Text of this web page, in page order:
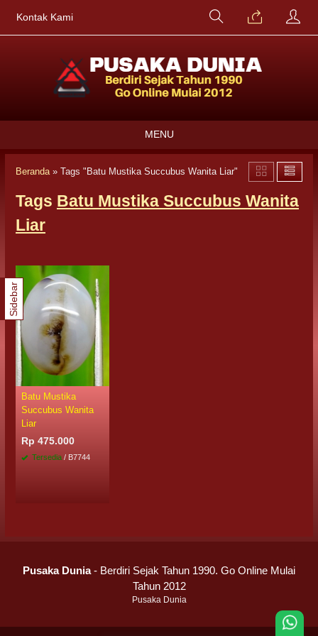
Kontak Kami
MENU
Beranda» Tags "Batu Mustika Succubus Wanita Liar"
Tags Batu Mustika Succubus Wanita
Liar
Batu Mustika
Succubus Wanita
Liar
Rp 475.000
Tersedia / B7744
Sidebar
Pusaka Dunia- Berdiri Sejak Tahun 1990. Go Online Mulai
Tahun 2012
Pusaka Dunia